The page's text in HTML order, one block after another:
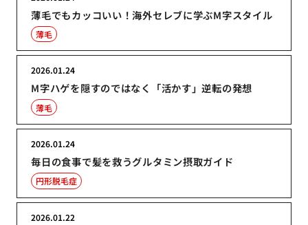
薄毛でもカッコいい！海外セレブに学ぶM字スタイル
薄毛
M字ハゲを隠すのではなく「活かす」逆転の発想
2026.01.24
薄毛
毎日の食事で髪を救うグルタミン摂取ガイド
2026.01.24
円形脱毛症
2026.01.22